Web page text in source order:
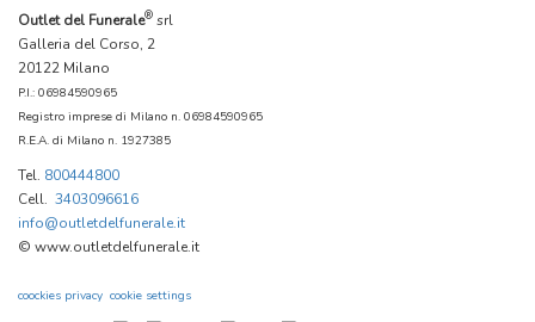
Outlet del Funerale® srl
Galleria del Corso, 2
20122 Milano
P.I.: 06984590965
Registro imprese di Milano n. 06984590965
R.E.A. di Milano n. 1927385
Tel. 800444800
Cell. 3403096616
info@outletdelfunerale.it
© www.outletdelfunerale.it
coockies privacy cookie settings